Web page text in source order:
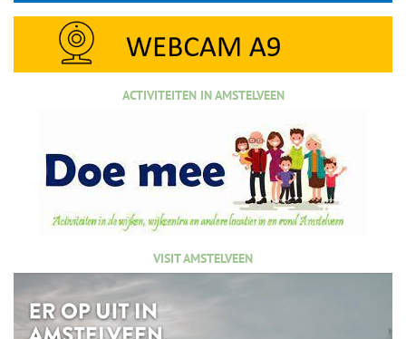
ACTIVITEITEN IN AMSTELVEEN
VISIT AMSTELVEEN